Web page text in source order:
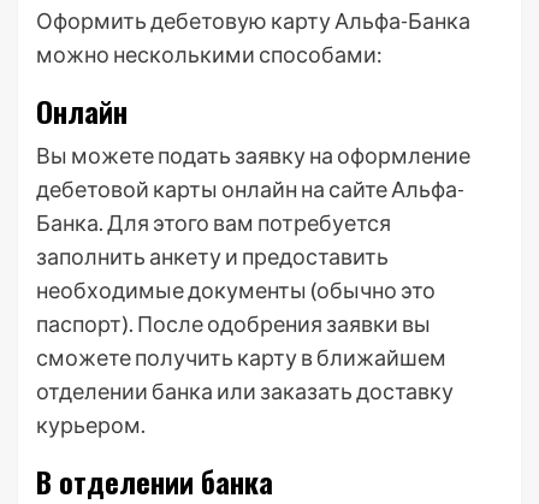
Оформить дебетовую карту Альфа-Банка
можно несколькими способами:
Онлайн
Вы можете подать заявку на оформление
дебетовой карты онлайн на сайте Альфа-
Банка. Для этого вам потребуется
заполнить анкету и предоставить
необходимые документы (обычно это
паспорт). После одобрения заявки вы
сможете получить карту в ближайшем
отделении банка или заказать доставку
курьером.
В отделении банка